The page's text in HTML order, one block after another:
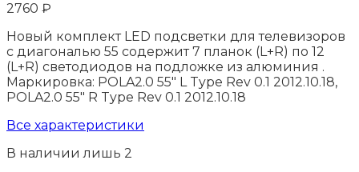
2760 ₽
Новый комплект LED подсветки для телевизоров
с диагональю 55 содержит 7 планок (L+R) по 12
(L+R) светодиодов на подложке из алюминия .
Маркировка: POLA2.0 55" L Type Rev 0.1 2012.10.18,
POLA2.0 55" R Type Rev 0.1 2012.10.18
Все характеристики
В наличии лишь 2